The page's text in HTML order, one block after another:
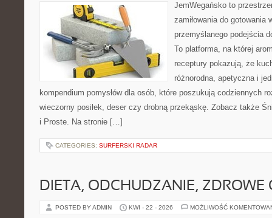
JemWegańsko to
zamiłowania do gotowania
przemyślanego podejścia
To platforma, na której
receptury pokazują, że
różnorodna, apetyczna i
kompendium pomysłów dla osób, które poszukują codziennych
wieczorny posiłek, deser czy drobną przekąskę. Zobacz także
i Proste. Na stronie […]
CATEGORIES: SURFERSKI RADAR
DIETA, ODCHUDZANIE, ZDROWE
POSTED BY ADMIN KWI - 22 - 2026 MOŻLIWOŚĆ